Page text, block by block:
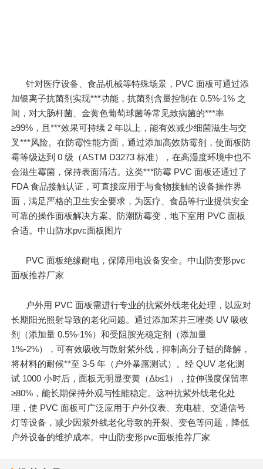
针对医疗设备、食品机械等特殊场景，PVC 面板可通过添
加银离子抗菌剂实现***功能，抗菌剂含量控制在 0.5%-1% 之
间，对大肠杆菌、金黄色葡萄球菌等常见致病菌的***率
≥99%，且***效果可持续 2 年以上，能有效减少细菌滋生与交
叉***风险。在防霉性能方面，通过添加高效防霉剂，使面板防
霉等级达到 0 级（ASTM D3273 标准），在高湿度环境中也不
会滋生霉菌，保持表面清洁。这类***防霉 PVC 面板还通过了
FDA 食品接触认证，可直接应用于与食物接触的设备操作界
面，满足严格的卫生安全要求，为医疗、食品等行业提供安全
可靠的操作面板解决方案。防潮防霉变，地下室用 PVC 面板
合适。中山防水pvc面板图片
PVC 面板绝缘耐电，保障用电设备安全。中山防变形pvc
面板推荐厂家
户外用 PVC 面板需进行专业的抗紫外线老化处理，以应对
长期阳光照射导致的老化问题。通过添加苯并三唑类 UV 吸收
剂（添加量 0.5%-1%）和受阻胺光稳定剂（添加量
1%-2%），可有效吸收与散射紫外线，抑制高分子链的降解，
将材料的耐候**至 3-5 年（户外暴露测试）。经 QUV 老化测
试 1000 小时后，面板无明显变黄（Δb≤1），拉伸强度保留率
≥80%，能长期保持外观与性能稳定。这种抗紫外线老化处
理，使 PVC 面板可广泛应用于户外仪表、充电桩、交通信号
灯等设备，减少因紫外线老化导致的开裂、变色等问题，降低
户外设备的维护成本。中山防变形pvc面板推荐厂家